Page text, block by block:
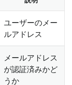
ユーザーのメー
ルアドレス
メールアドレス
が認証済みかど
うか